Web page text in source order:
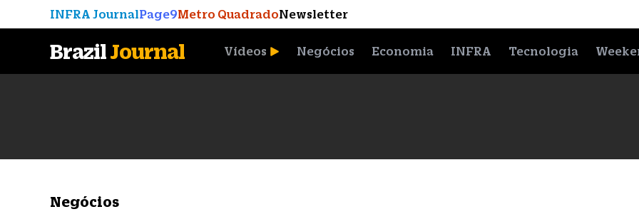
INFRA JournalPage9Metro QuadradoNewsletter
BrazilJournal Vídeos Negócios Economia INFRA Tecnologia
Negócios